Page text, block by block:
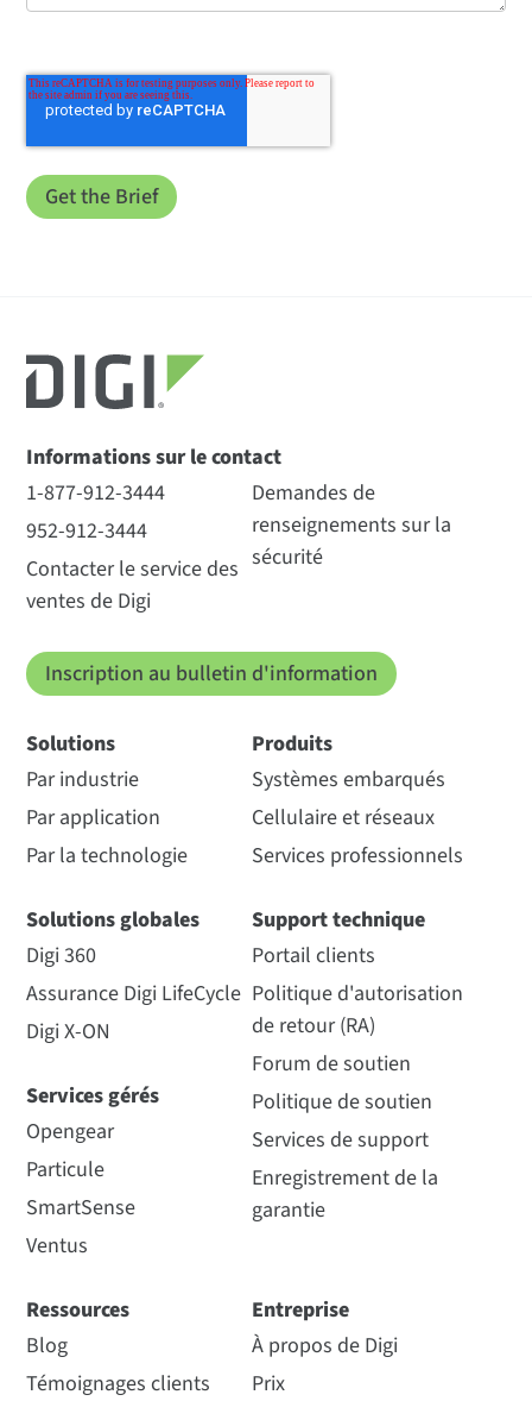
Informations sur le contact
1-877-912-3444
952-912-3444
Contacter le service des
ventes de Digi
Demandes de
renseignements sur la
sécurité
Inscription au bulletin d'information
Solutions
Par industrie
Par application
Par la technologie
Solutions globales
Digi 360
Assurance Digi LifeCycle
Digi X-ON
Services gérés
Opengear
Particule
SmartSense
Ventus
Produits
Systèmes embarqués
Cellulaire et réseaux
Services professionnels
Support technique
Portail clients
Politique d'autorisation
de retour (RA)
Forum de soutien
Politique de soutien
Services de support
Enregistrement de la
garantie
Ressources
Blog
Témoignages clients
Entreprise
À propos de Digi
Prix